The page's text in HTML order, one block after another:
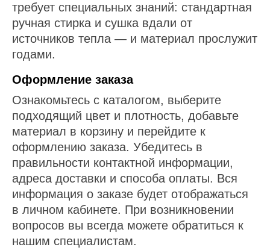
требует специальных знаний: стандартная
ручная стирка и сушка вдали от
источников тепла — и материал прослужит
годами.
Оформление заказа
Ознакомьтесь с каталогом, выберите
подходящий цвет и плотность, добавьте
материал в корзину и перейдите к
оформлению заказа. Убедитесь в
правильности контактной информации,
адреса доставки и способа оплаты. Вся
информация о заказе будет отображаться
в личном кабинете. При возникновении
вопросов вы всегда можете обратиться к
нашим специалистам.